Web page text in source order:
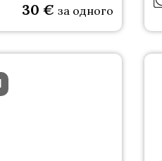
30 € за одного